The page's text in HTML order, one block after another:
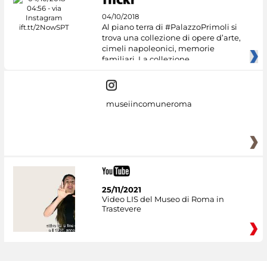
04/10/2018
Al piano terra di #PalazzoPrimoli si
trova una collezione di opere d’arte,
cimeli napoleonici, memorie
familiari. La collezione
museiincomuneroma
25/11/2021
Video LIS del Museo di Roma in
Trastevere